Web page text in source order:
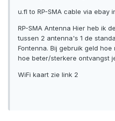
u.fl to RP-SMA cable via ebay
RP-SMA Antenna Hier heb ik
tussen 2 antenna's 1 de
Fontenna. Bij gebruik geld
hoe beter/sterkere ontvangst
WiFi kaart zie link 2